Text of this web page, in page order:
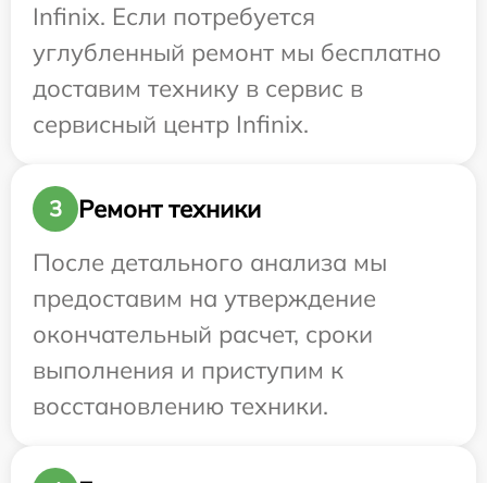
Infinix. Если потребуется
углубленный ремонт мы бесплатно
доставим технику в сервис в
сервисный центр Infinix.
3
Ремонт техники
После детального анализа мы
предоставим на утверждение
окончательный расчет, сроки
выполнения и приступим к
восстановлению техники.